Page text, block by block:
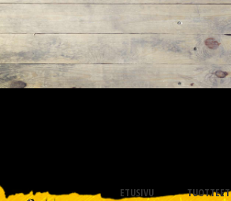
ETUSIVU TUOTTEET